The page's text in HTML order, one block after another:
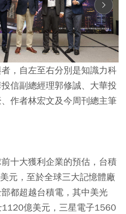
，自左至右分別是知識力科
信副總經理郭修誠、大華投
作者林宏文及今周刊總主筆
十大獲利企業的預估，台積
元，至於全球三大記憶體廠
都超越台積電，其中美光
億美元，三星電子1560